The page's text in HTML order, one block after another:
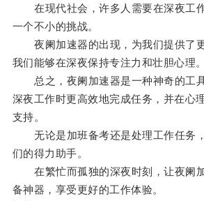
在现代社会，许多人需要在深夜工
一个不小的挑战。
夜阑加速器的出现，为我们提供了
我们能够在深夜保持专注力和壮胆心理。
总之，夜阑加速器是一种神奇的工
深夜工作时更高效地完成任务，并在心
支持。
无论是加班备考还是处理工作任务
们的得力助手。
在繁忙而孤独的深夜时刻，让夜阑
备神器，享受更好的工作体验。